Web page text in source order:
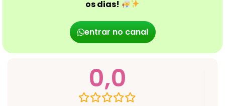
os dias!
entrar no canal
0,0